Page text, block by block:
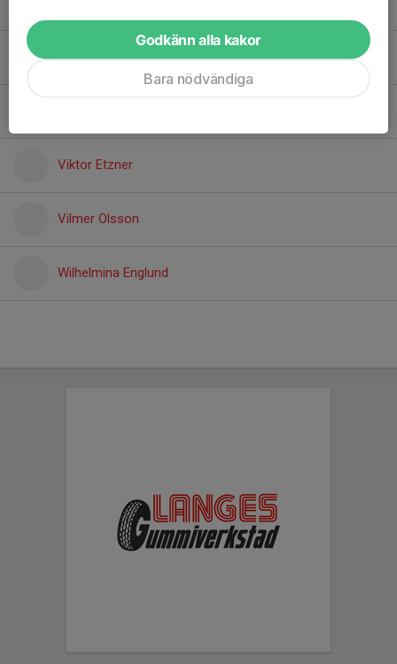
Tove Könönen
Viktor Etzner
Vilmer Olsson
Wilhelmina Englund
Godkänn alla kakor
Bara nödvändiga